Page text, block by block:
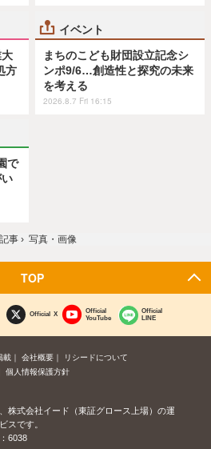
大
方
イベント
まちのこども財団設立記念シ
ンポ9/6…創造性と探究の未来
を考える
2026.8.7 Fri 16:15
で
記事 › 写真・画像
TOP
Official X
Official
YouTube
Official
LINE
載 会社概要
リシードについて
個人情報保護方針
株式会社イード（東証グロース上場）の運
スです。
6038